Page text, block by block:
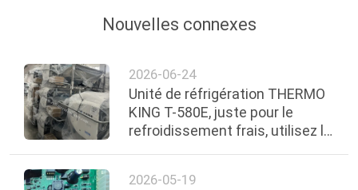
Nouvelles connexes
2026-06-24
Unité de réfrigération THERMO
KING T-580E, juste pour le
refroidissement frais, utilisez le
2026-05-19